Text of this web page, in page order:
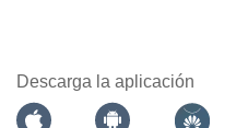
Descarga la aplicación